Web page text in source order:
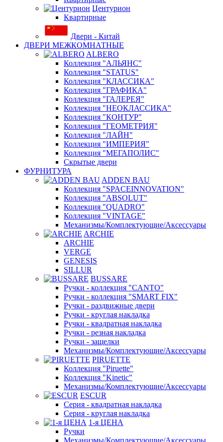
Центурион
Квартирные
Двери - Китай
ДВЕРИ МЕЖКОМНАТНЫЕ
ALBERO
Коллекция "АЛЬЯНС"
Коллекция "STATUS"
Коллекция "КЛАССИКА"
Коллекция "ГРАФИКА"
Коллекция "ГАЛЕРЕЯ"
Коллекция "НЕОКЛАССИКА"
Коллекция "КОНТУР"
Коллекция "ГЕОМЕТРИЯ"
Коллекция "ЛАЙН"
Коллекция "ИМПЕРИЯ"
Коллекция "МЕГАПОЛИС"
Скрытые двери
ФУРНИТУРА
ADDEN BAU
Коллекция "SPACEINNOVATION"
Коллекция "ABSOLUT"
Коллекция "QUADRO"
Коллекция "VINTAGE"
Механизмы/Комплектующие/Аксессуары
ARCHIE
ARCHIE
VERGE
GENESIS
SILLUR
BUSSARE
Ручки - коллекция "CANTO"
Ручки - коллекция "SMART FIX"
Ручки - раздвижные двери
Ручки - круглая накладка
Ручки - квадратная накладка
Ручки - резная накладка
Ручки - защелки
Механизмы/Комплектующие/Аксессуары
PIRUETTE
Коллекция "Piruette"
Коллекция "Kinetic"
Механизмы/Комплектующие/Аксессуары
ESCUR
Серия - квадратная накладка
Серия - круглая накладка
1-я ЦЕНА
Ручки
Механизмы/Комплектующие/Аксессуары